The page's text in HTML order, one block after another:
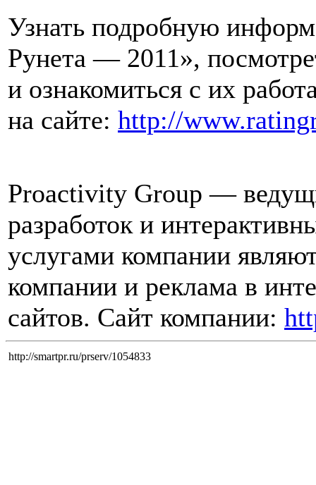
Узнать подробную
Рунета — 2011»,
и ознакомиться с их
на сайте: http://
Proactivity Group —
разработок и
услугами компании
компании и реклама в
сайтов. Сайт компании:
http://smartpr.ru/prserv/1054833